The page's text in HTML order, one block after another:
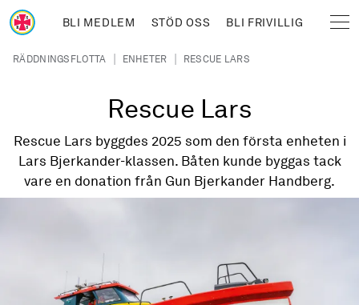
Hoppa till huvudinnehåll
BLI MEDLEM STÖD OSS BLI FRIVILLIG
Länkstig
RÄDDNINGSFLOTTA | ENHETER | RESCUE LARS
Rescue Lars
Rescue Lars byggdes 2025 som den första enheten i
Lars Bjerkander-klassen. Båten kunde byggas tack
vare en donation från Gun Bjerkander Handberg.